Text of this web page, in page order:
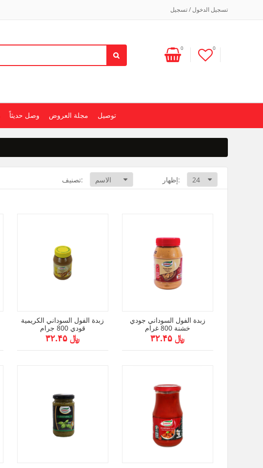
تسجيل الدخول / تسجيل
0 0
وصل حديثاً مجلة العروض توصيل
تصنيف: إظهار:
زبدة الفول السوداني الكريمية
قودي 800 جرام
﷼ ۳۲.۴۵
زبدة الفول السوداني جودي
خشنة 800 غرام
﷼ ۳۲.۴۵